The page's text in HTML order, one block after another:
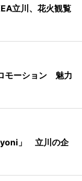
立川、花火観覧
モーション 魅力
」 立川の企